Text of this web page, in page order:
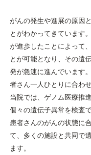
がんの発生や進展の原因
とがわかってきています
が進歩したことによって
とが可能となり、その遺
発が急速に進んでいます
者さん一人ひとりに合わ
当院では、ゲノム医療推
個々の遺伝子異常を検査
患者さんのがんの状態に
て、多くの施設と共同で
ます。